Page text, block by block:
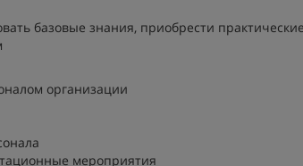
базовые знания, приобрести
организации
мероприятия